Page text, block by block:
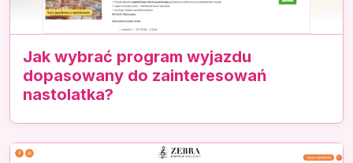
Jak wybrać program wyjazdu
dopasowany do zainteresowań
nastolatka?